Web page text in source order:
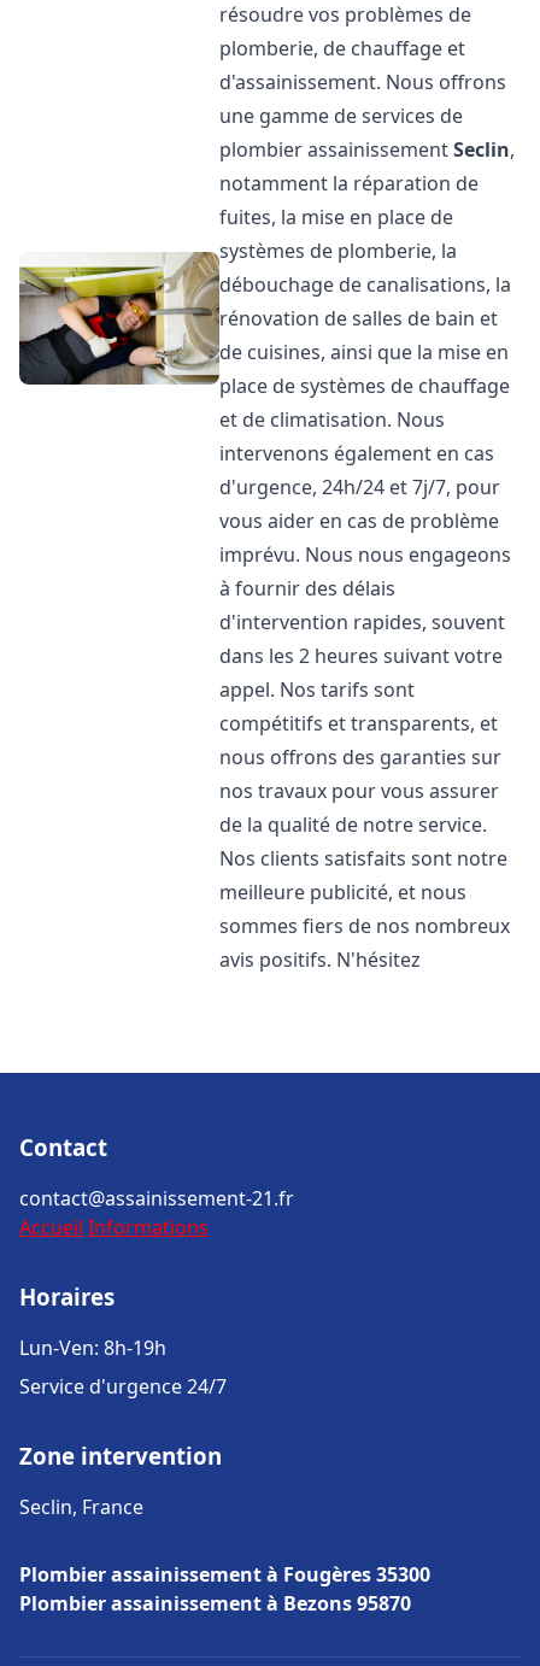
résoudre vos problèmes de
plomberie, de chauffage et
d'assainissement. Nous offrons
une gamme de services de
plombier assainissementSeclin,
notamment la réparation de
fuites, la mise en place de
systèmes de plomberie, la
débouchage de canalisations, la
rénovation de salles de bain et
de cuisines, ainsi que la mise en
place de systèmes de chauffage
et de climatisation. Nous
intervenons également en cas
d'urgence, 24h/24 et 7j/7, pour
vous aider en cas de problème
imprévu. Nous nous engageons
à fournir des délais
d'intervention rapides, souvent
dans les 2 heures suivant votre
appel. Nos tarifs sont
compétitifs et transparents, et
nous offrons des garanties sur
nos travaux pour vous assurer
de la qualité de notre service.
Nos clients satisfaits sont notre
meilleure publicité, et nous
sommes fiers de nos nombreux
avis positifs. N'hésitez
Contact
contact@assainissement-21.fr
Accueil Informations
Horaires
Lun-Ven: 8h-19h
Service d'urgence 24/7
Zone intervention
Seclin, France
Plombier assainissement à Fougères 35300
Plombier assainissement à Bezons 95870